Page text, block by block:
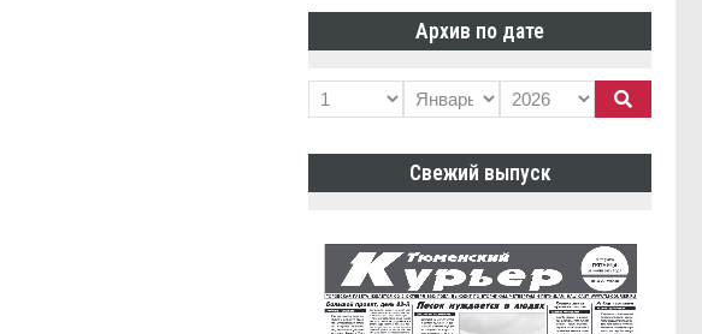
Архив по дате
Свежий выпуск